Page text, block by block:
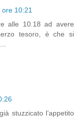
ore 10:21
alle 10.18 ad avere
tesoro, è che si
stuzzicato l’appetito